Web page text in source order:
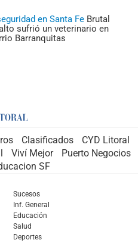
en Santa Fe Brutal
sufrió un veterinario en
Barranquitas
Clasificados
CYD Litoral
Viví Mejor
Puerto Negocios
SF
Sucesos
Inf. General
Educación
Salud
Deportes